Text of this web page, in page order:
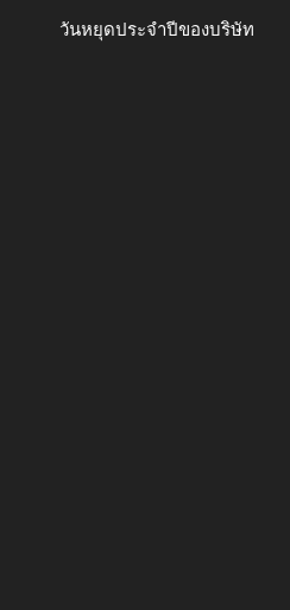
วันหยุดประจำปีของบริษัท